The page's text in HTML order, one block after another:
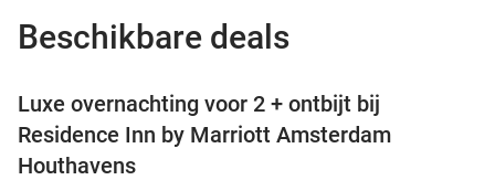
Beschikbare deals
Luxe overnachting voor 2 + ontbijt bij
Residence Inn by Marriott Amsterdam
Houthavens